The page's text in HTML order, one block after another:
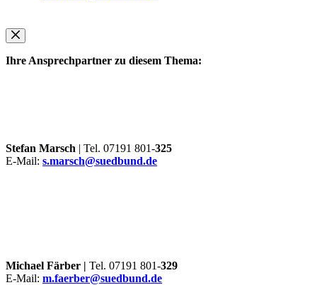
Ihre Ansprechpartner zu diesem Thema:
Stefan Marsch | Tel. 07191 801-325
E-Mail: s.marsch@suedbund.de
Michael Färber | Tel. 07191 801-329
E-Mail: m.faerber@suedbund.de